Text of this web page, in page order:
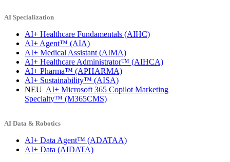
AI Specialization
AI+ Healthcare Fundamentals (AIHC)
AI+ Agent™ (AIA)
AI+ Medical Assistant (AIMA)
AI+ Healthcare Administrator™ (AIHCA)
AI+ Pharma™ (APHARMA)
AI+ Sustainability™ (AISA)
NEU AI+ Microsoft 365 Copilot Marketing
Specialty™ (M365CMS)
AI Data & Robotics
AI+ Data Agent™ (ADATAA)
AI+ Data (AIDATA)